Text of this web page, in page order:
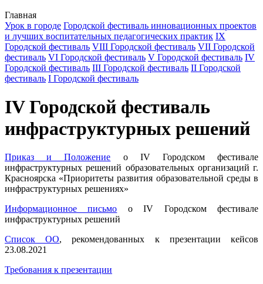
Главная
Урок в городе Городской фестиваль инновационных проектов
и лучших воспитательных педагогических практик IX
Городской фестиваль VIII Городской фестиваль VII Городской
фестиваль VI Городской фестиваль V Городской фестиваль IV
Городской фестиваль III Городской фестиваль II Городской
фестиваль I Городской фестиваль
IV Городской фестиваль
инфраструктурных решений
Приказ и Положение о IV Городском фестивале
инфраструктурных решений образовательных организаций г.
Красноярска «Приоритеты развития образовательной среды в
инфраструктурных решениях»
Информационное письмо о IV Городском фестивале
инфраструктурных решений
Список ОО, рекомендованных к презентации кейсов
23.08.2021
Требования к презентации